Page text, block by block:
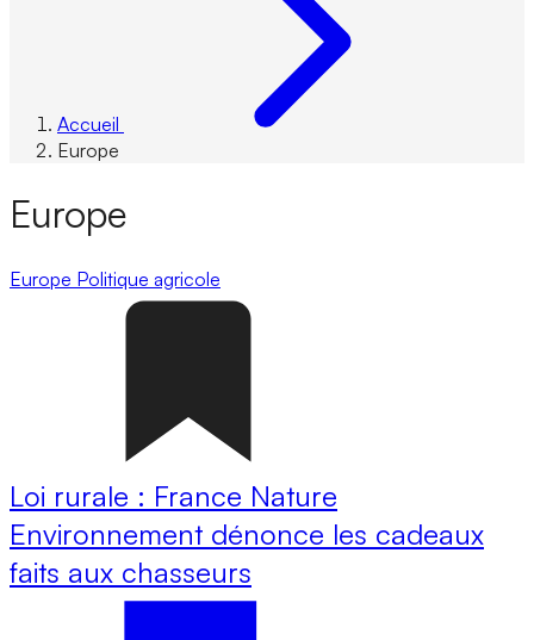
Accueil
Europe
Europe
Europe Politique agricole
Loi rurale : France Nature
Environnement dénonce les cadeaux
faits aux chasseurs